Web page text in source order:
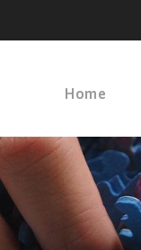
Home